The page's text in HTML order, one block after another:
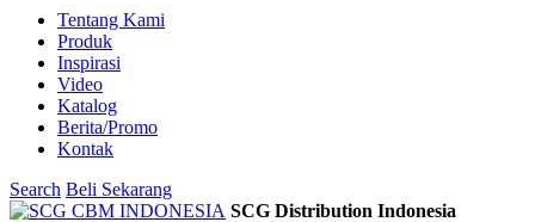
Tentang Kami
Produk
Inspirasi
Video
Katalog
Berita/Promo
Kontak
Search Beli Sekarang
SCG Distribution Indonesia